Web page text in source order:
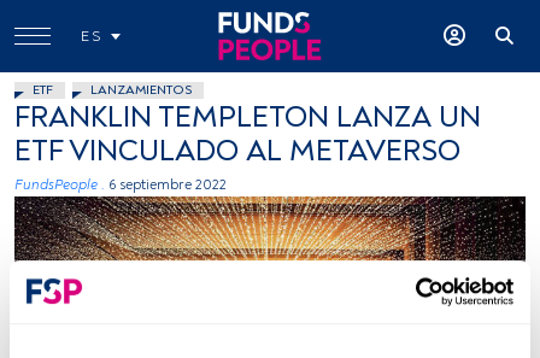
ES
ETF LANZAMIENTOS
FRANKLIN TEMPLETON LANZA UN
ETF VINCULADO AL METAVERSO
FundsPeople . 6 septiembre 2022